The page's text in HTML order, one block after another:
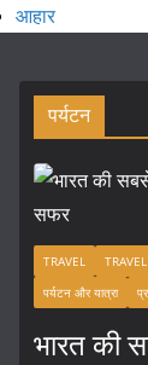
आहार
पर्यटन
TRAVEL
पर्यटन और यात्रा
भारत की